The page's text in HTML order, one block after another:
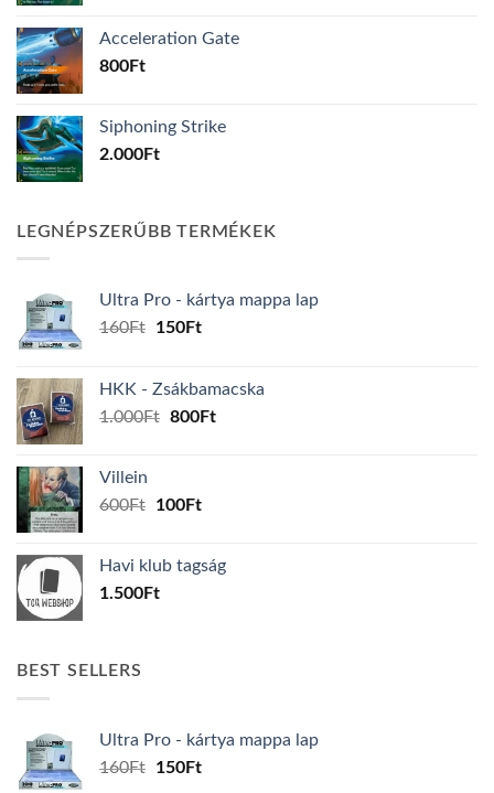
Acceleration Gate
800Ft
Siphoning Strike
2.000Ft
LEGNÉPSZERŰBB TERMÉKEK
Ultra Pro - kártya mappa lap
160Ft
Original
160Ft.
150FtCurrent
150Ft.
HKK - Zsákbamacska
1.000Ft Original
800FtCurrent
Villein
600Ft
Original
600Ft.
100FtCurrent
100Ft.
Havi klub tagság
1.500Ft
BEST SELLERS
Ultra Pro - kártya mappa lap
160Ft
Original
150FtCurrent